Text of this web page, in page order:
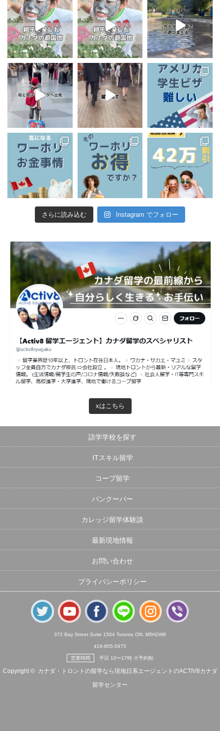
さらに読み込む Instagram でフォロー
xはこちら
語学学校を探す
ITスキル留学
コープ留学
バンクーバー
カレッジ留学体験談
最新現地情報
お問い合わせ
プライバシーポリシー
372 Bay Street Suite 1504 Toronto ON. M5H2W9
416-805-5975
営業時間 平日 10〜17時 ※予約制
Copyright © カナダ・トロントの留学なら現地日系エージェントのACTIV8カナダ
留学センター